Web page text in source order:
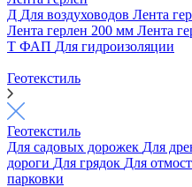
Д Для воздуховодов Лента
Лента герлен 200 мм Лента
Т ФАП Для гидроизоляции
Геотекстиль
Геотекстиль
Для садовых дорожек Для
дороги Для грядок Для
парковки